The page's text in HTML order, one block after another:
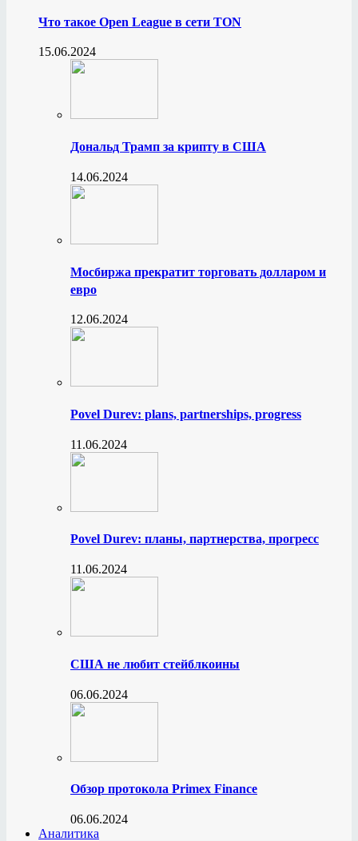
Что такое Open League в сети TON
15.06.2024
Дональд Трамп за крипту в США
14.06.2024
Мосбиржа прекратит торговать долларом и
евро
12.06.2024
Povel Durev: plans, partnerships, progress
11.06.2024
Povel Durev: планы, партнерства, прогресс
11.06.2024
США не любит стейблкоины
06.06.2024
Обзор протокола Primex Finance
06.06.2024
Аналитика